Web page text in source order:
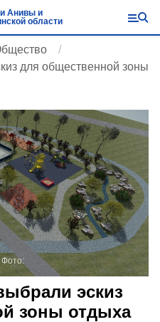
Анивы и
области
для общественной зоны
Фото:
эскиз
зоны отдыха